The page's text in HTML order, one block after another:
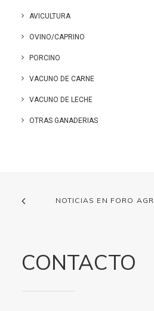
AVICULTURA
OVINO/CAPRINO
PORCINO
VACUNO DE CARNE
VACUNO DE LECHE
OTRAS GANADERIAS
NOTICIAS EN FORO
CONTACTO